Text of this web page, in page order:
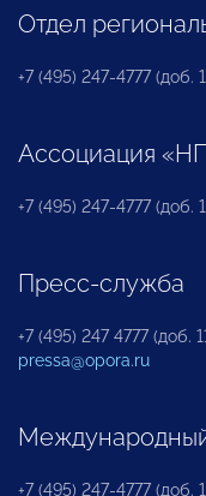
Отдел
+7 (495) 247-4777 (доб.
Ассоциация
+7 (495) 247-4777 (доб.
Пресс-служба
+7 (495) 247 4777 (доб.
pressa@opora.ru
+7 (495) 247-4777 (доб.